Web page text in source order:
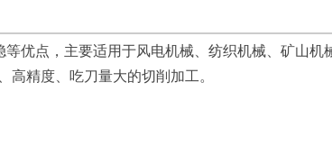
优点，主要适用于风电机械、纺织机械、矿山
精度、吃刀量大的切削加工。